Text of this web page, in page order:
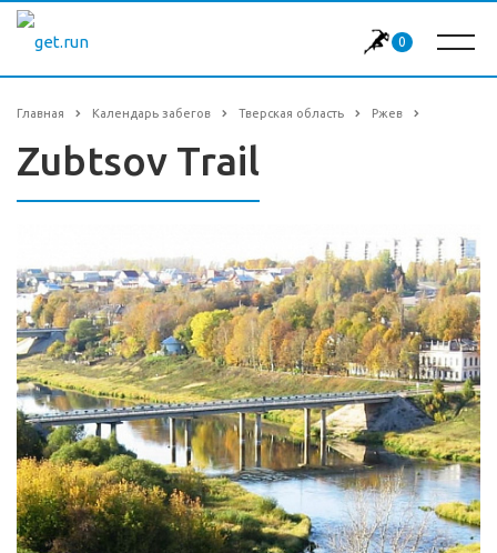
0
Главная Календарь забегов Тверская область Ржев
Zubtsov Trail